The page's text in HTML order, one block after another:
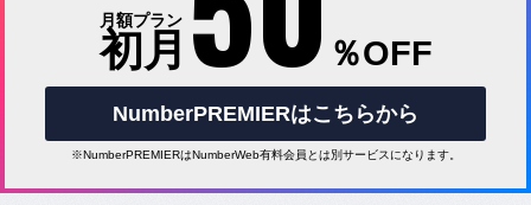
月額プラン
初月 ％OFF
NumberPREMIERはこちらから
※NumberPREMIERはNumberWeb有料会員とは別サービスになります。